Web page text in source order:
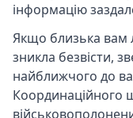
інформацію
Якщо близька вам
зникла безвісти,
найближчого до
Координаційного